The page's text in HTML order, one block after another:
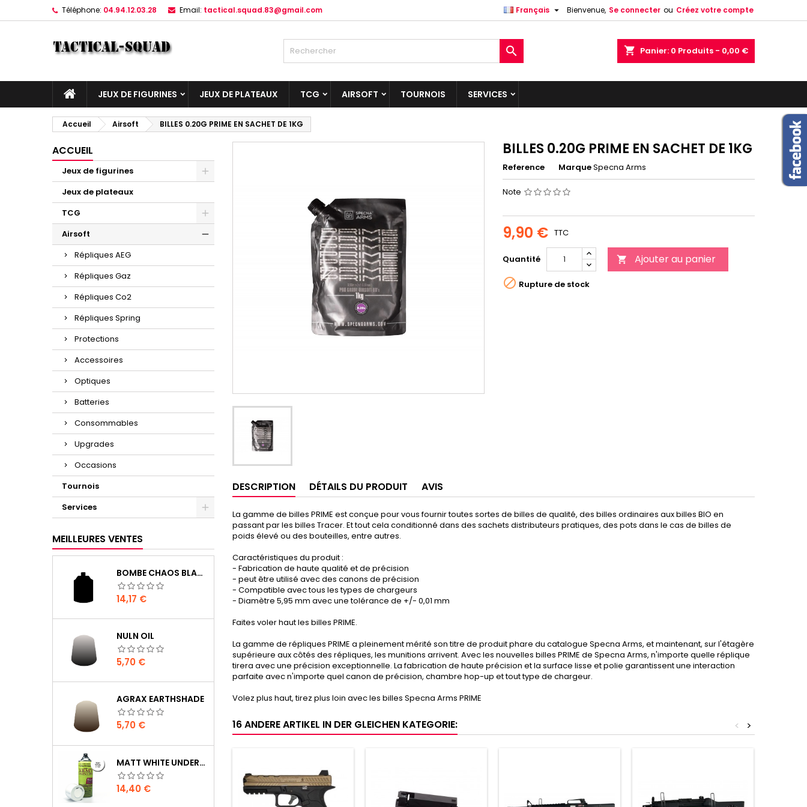
Téléphone: 04.94.12.03.28 Email: tactical.squad.83@gmail.com Bienvenue, Se connecter ou Créez votre compte
Français 
shopping_cart Panier: 0 Produits - 0,00 €

JEUX DE FIGURINES JEUX DE PLATEAUX TCG AIRSOFT TOURNOIS SERVICES
Accueil Airsoft BILLES 0.20G PRIME EN SACHET DE 1KG
ACCUEIL
Jeux de figurines
Jeux de plateaux
TCG
Airsoft
Répliques AEG
Répliques Gaz
Répliques Co2
Répliques Spring
Protections
Accessoires
Optiques
Batteries
Consommables
Upgrades
Occasions
Tournois
Services
MEILLEURES VENTES
BOMBE CHAOS BLACK
Prix
14,17 €
NULN OIL
Prix
5,70 €
AGRAX EARTHSHADE
Prix
5,70 €
MATT WHITE UNDERCOAT
Prix
14,40 €
BILLES 0.20G PRIME EN SACHET DE 1KG
Reference MarqueSpecna Arms
Note
9,90 € TTC
Quantité  Ajouter au panier
 Rupture de stock
DESCRIPTION DÉTAILS DU PRODUIT AVIS
La gamme de billes PRIME est conçue pour vous fournir toutes sortes de billes de qualité, des billes ordinaires aux billes BIO en
passant par les billes Tracer. Et tout cela conditionné dans des sachets distributeurs pratiques, des pots dans le cas de billes de
poids élevé ou des bouteilles, entre autres.
Caractéristiques du produit :
- Fabrication de haute qualité et de précision
- peut être utilisé avec des canons de précision
- Compatible avec tous les types de chargeurs
- Diamètre 5,95 mm avec une tolérance de +/- 0,01 mm
Faites voler haut les billes PRIME.
La gamme de répliques PRIME a pleinement mérité son titre de produit phare du catalogue Specna Arms, et maintenant, sur l'étagère
supérieure aux côtés des répliques, les munitions arrivent. Avec les nouvelles billes PRIME de Specna Arms, n'importe quelle réplique
tirera avec une précision exceptionnelle. La fabrication de haute précision et la surface lisse et polie garantissent une interaction
parfaite avec n'importe quel canon de précision, chambre hop-up et tout type de chargeur.
Volez plus haut, tirez plus loin avec les billes Specna Arms PRIME
16 ANDERE ARTIKEL IN DER GLEICHEN KATEGORIE: >
<